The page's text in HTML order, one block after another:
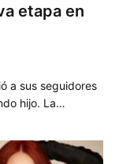
etapa en
a sus seguidores
hijo. La…